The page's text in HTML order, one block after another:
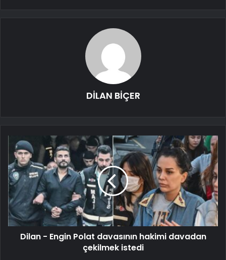
DİLAN BİÇER
Dilan - Engin Polat davasının hakimi davadan
çekilmek istedi